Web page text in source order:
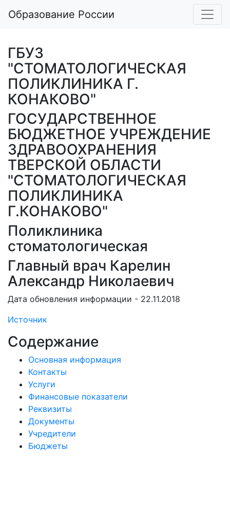
Образование России
ГБУЗ
"СТОМАТОЛОГИЧЕСКАЯ
ПОЛИКЛИНИКА Г.
КОНАКОВО"
ГОСУДАРСТВЕННОЕ
БЮДЖЕТНОЕ УЧРЕЖДЕНИЕ
ЗДРАВООХРАНЕНИЯ
ТВЕРСКОЙ ОБЛАСТИ
"СТОМАТОЛОГИЧЕСКАЯ
ПОЛИКЛИНИКА
Г.КОНАКОВО"
Поликлиника
стоматологическая
Главный врач Карелин
Александр Николаевич
Дата обновления информации - 22.11.2018
Источник
Содержание
Основная информация
Контакты
Услуги
Финансовые показатели
Реквизиты
Документы
Учредители
Бюджеты